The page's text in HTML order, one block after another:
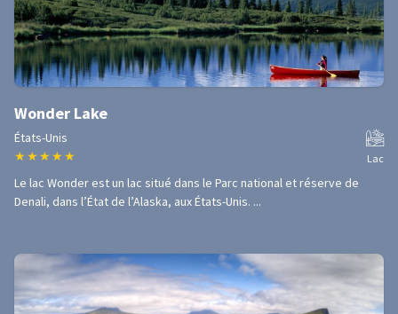
Wonder Lake
États-Unis
★ ★ ★ ★ ★ Lac
Le lac Wonder est un lac situé dans le Parc national et réserve de
Denali, dans l’État de l’Alaska, aux États-Unis. ...